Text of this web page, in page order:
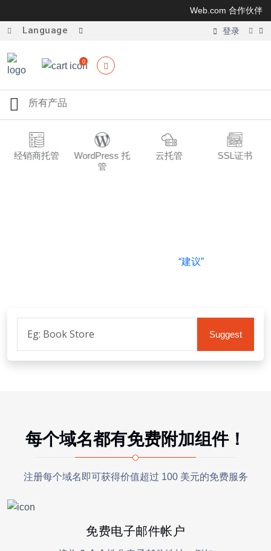
Web.com 合作伙伴
Language 登录
0
经销商托管
WordPress 托
管
云托管 SSL证书
“建议”
每个域名都有免费附加组件！
注册每个域名即可获得价值超过 100 美元的免费服务
免费电子邮件帐户